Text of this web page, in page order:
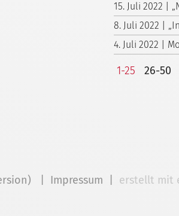
15. Juli 2022 |
8. Juli 2022 |
4. Juli 2022 |
1-25 26-50
| Impressum erstellt mit